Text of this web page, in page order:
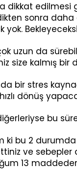
dikkat edilmesi
sonra
uzun da
size kalmış bir
bir stres
dönüş
bu
ki bu 2
ve sebepler
13